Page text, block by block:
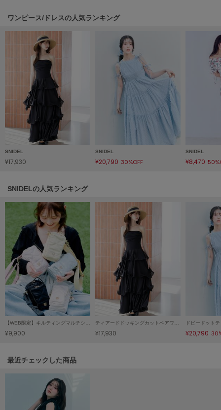
GRAMICCI
HUNTER
ハンター
HOKA ONEONE
ホカ オネオネ
ラート
le
ル
le coq sportif
ルコックスポルティフ
LeSportsac
レスポートサック
LILY BROWN
LILY BROWN Lingerie
LITTLE UNION TOKYO
リトルユニオン トウキョウ
ワンピース/ドレスの人気ランキング
SNIDEL
¥17,930
SNIDEL
¥20,790 30%OFF
SNIDEL
¥8,470
SNIDELの人気ランキング
【WEB限定】キルティングマルチショルダー/保冷機能付き
¥9,900
ティアードドッキングカットベアワンピース
¥17,930
ドビードット
¥20,790
関連記事
最近チェックした商品